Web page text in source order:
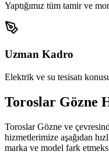
Yaptığımız tüm tamir ve
Uzman Kadro
Elektrik ve su tesisatı
Toroslar Gözne
Toroslar Gözne ve
hizmetlerimize aşağıdan
marka ve model fark